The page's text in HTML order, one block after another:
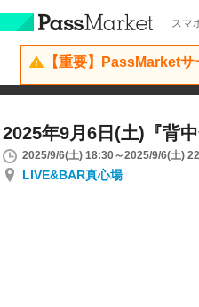
スマ
【重要】PassMarket
2025年9月6日(土)『背中
2025/9/6(土) 18:30～2025/9/6(土)
LIVE&BAR真心場